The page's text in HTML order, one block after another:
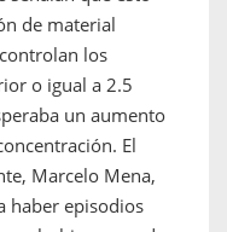
de material
los
o igual a 2.5
un aumento
El
Marcelo Mena,
haber episodios